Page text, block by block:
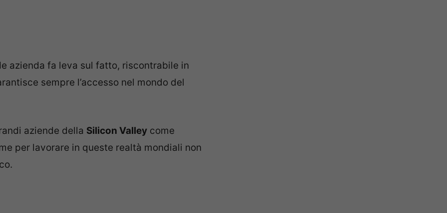
azienda fa leva sul fatto, riscontrabile in
sempre l’accesso nel mondo del
aziende della Silicon Valley come
per lavorare in queste realtà mondiali non